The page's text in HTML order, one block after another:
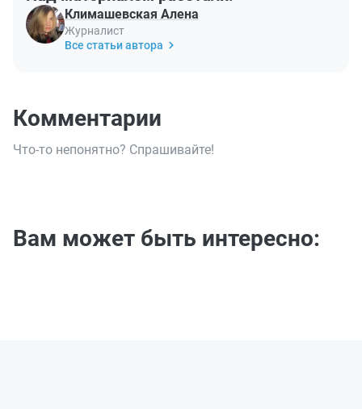
Климашевская Алена
Журналист
Все статьи автора
Комментарии
Что-то непонятно? Спрашивайте!
Вам может быть интересно: